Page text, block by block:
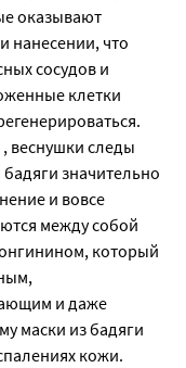
оказывают
нанесении, что
сосудов и
клетки
веснушки следы
значительно
и вовсе
между собой
который
и даже
маски из бадяги
кожи.